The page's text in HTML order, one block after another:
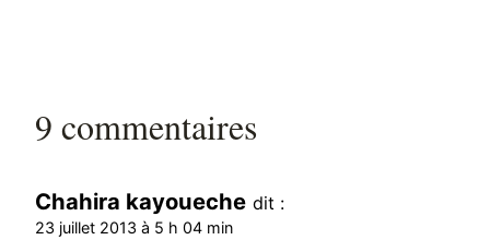
9 commentaires
Chahira kayoueche dit :
23 juillet 2013 à 5 h 04 min